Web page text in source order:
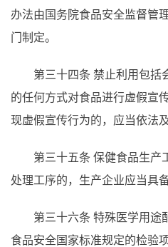
办法由国务院食品安全监督管
门制定。
第三十四条 禁止利用包括
的任何方式对食品进行虚假宣
现虚假宣传行为的，应当依法
第三十五条 保健食品生产
处理工序的，生产企业应当具
第三十六条 特殊医学用途
食品安全国家标准规定的检验